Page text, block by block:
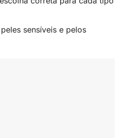
sensíveis e pelos